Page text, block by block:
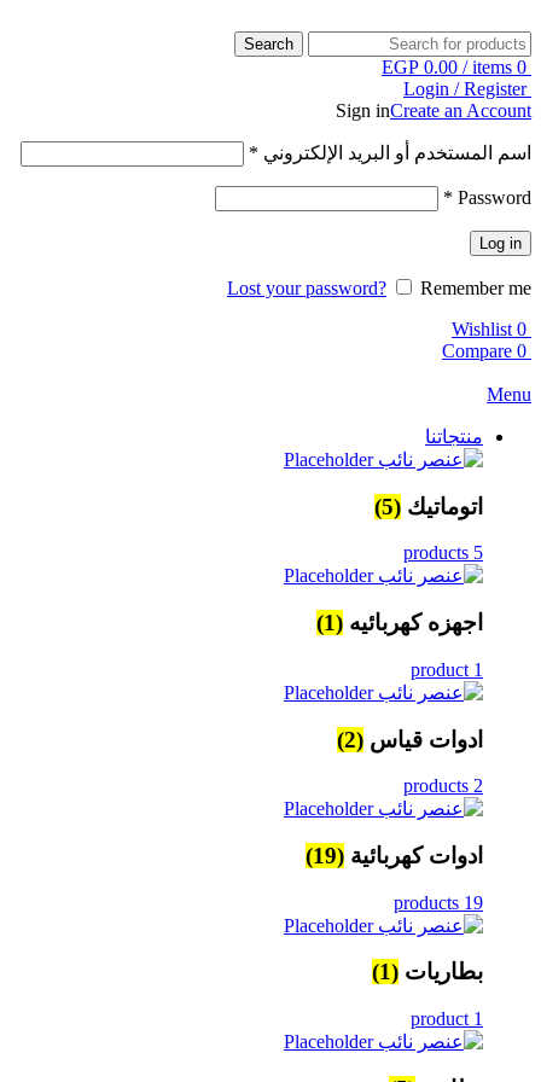
Search
0
items
/
EGP 0.00
Login / Register
Sign inCreate an Account
اسم المستخدم أو البريد الإلكتروني *
Password
*
Log in
Lost your password?
Remember me
0
Wishlist
0
Compare
Menu
منتجاتنا
اتوماتيك (5)
5 products
اجهزه كهربائيه (1)
1 product
ادوات قياس (2)
2 products
ادوات كهربائية (19)
19 products
بطاريات (1)
1 product